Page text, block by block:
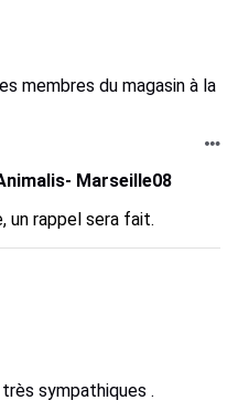
membres du magasin à la
Marseille08
un rappel sera fait.
sympathiques .